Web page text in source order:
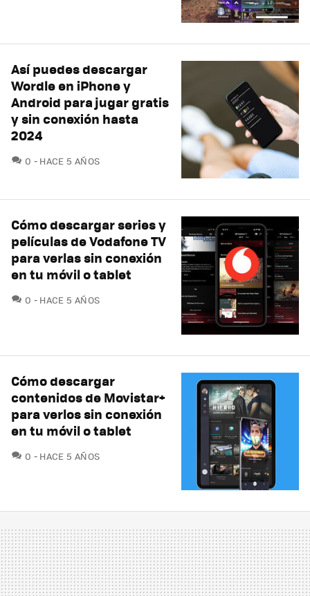
Así puedes descargar
Wordle en iPhone y
Android para jugar gratis
y sin conexión hasta
2024
0 COMENTARIOS
HACE 5 AÑOS
Cómo descargar series y
películas de Vodafone TV
para verlas sin conexión
en tu móvil o tablet
0 COMENTARIOS
HACE 5 AÑOS
Cómo descargar
contenidos de Movistar+
para verlos sin conexión
en tu móvil o tablet
0 COMENTARIOS
HACE 5 AÑOS